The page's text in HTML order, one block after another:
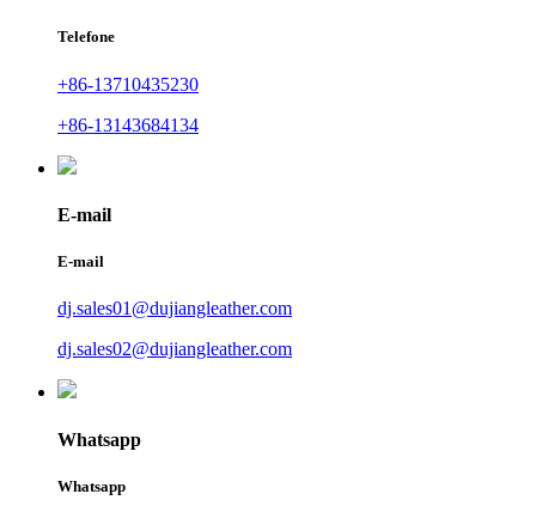
Telefone
+86-13710435230
+86-13143684134
E-mail
E-mail
dj.sales01@dujiangleather.com
dj.sales02@dujiangleather.com
Whatsapp
Whatsapp